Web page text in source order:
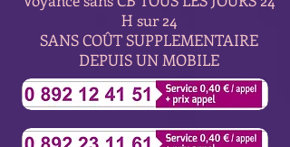
H sur 24
SANS COÛT SUPPLEMENTAIRE
DEPUIS UN MOBILE